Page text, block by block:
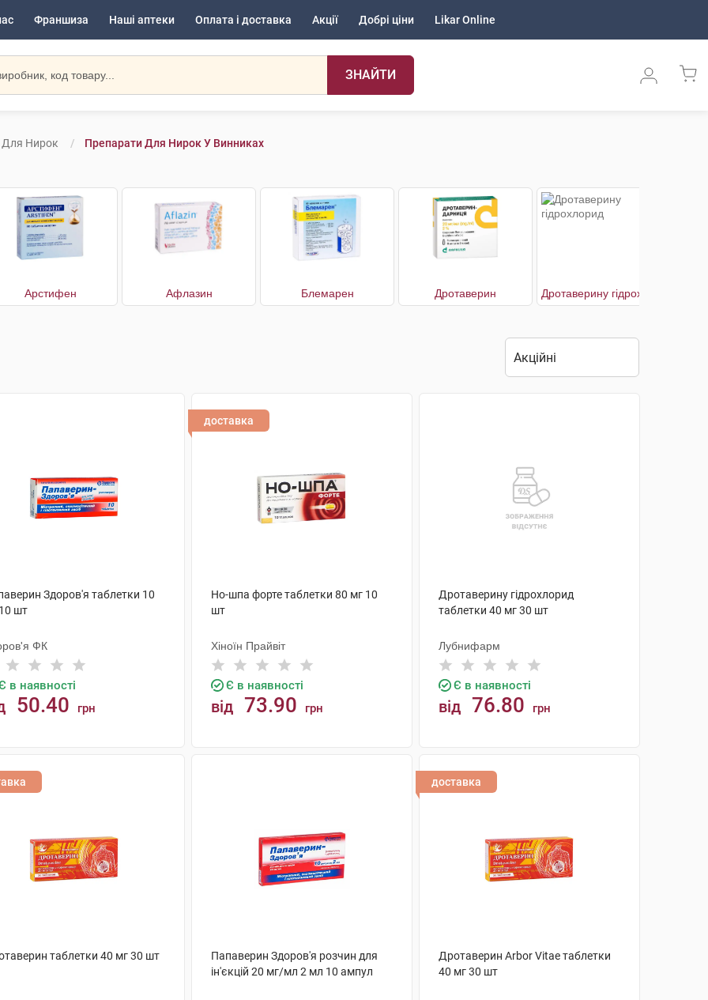
Франшиза Наші аптеки Оплата і доставка Акції Добрі ціни Likar Online
ЗНАЙТИ
Для Нирок Препарати Для Нирок У Винниках
Арстифен Афлазин Блемарен Дротаверин
Здоров'я таблетки 10
шт
ФК
в наявності
50.40 грн
доставка
Но-шпа форте таблетки 80 мг 10
шт
Хіноїн Прайвіт
Є в наявності
від 73.90 грн
Дротаверину гідрохлорид
таблетки 40 мг 30 шт
Лубнифарм
Є в наявності
від 76.80 грн
таблетки 40 мг 30 шт
Папаверин Здоров'я розчин для
ін'єкцій 20 мг/мл 2 мл 10 ампул
доставка
Дротаверин Arbor Vitae таблетки
40 мг 30 шт